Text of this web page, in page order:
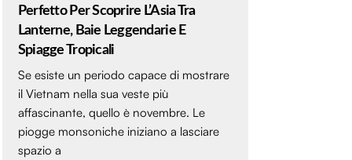
Perfetto Per Scoprire L’Asia Tra
Lanterne, Baie Leggendarie E
Spiagge Tropicali
Se esiste un periodo capace di mostrare
il Vietnam nella sua veste più
affascinante, quello è novembre. Le
piogge monsoniche iniziano a lasciare
spazio a